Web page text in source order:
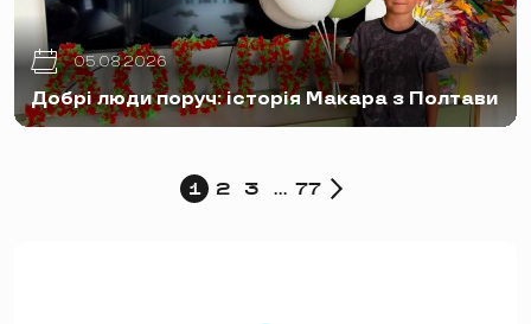
05.08.2026
Добрі люди поруч: історія Макара з Полтави
1 2 3 … 77